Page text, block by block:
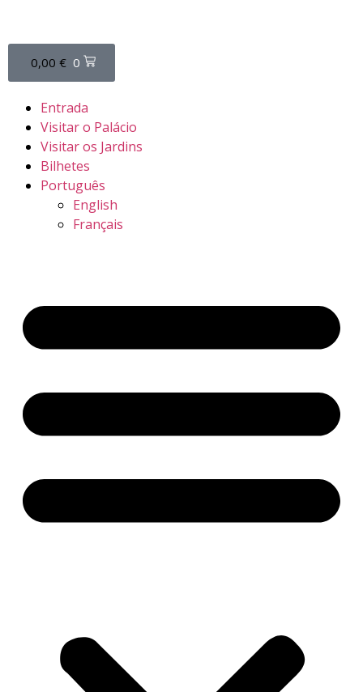
0,00 € 0
Entrada
Visitar o Palácio
Visitar os Jardins
Bilhetes
Português
English
Français